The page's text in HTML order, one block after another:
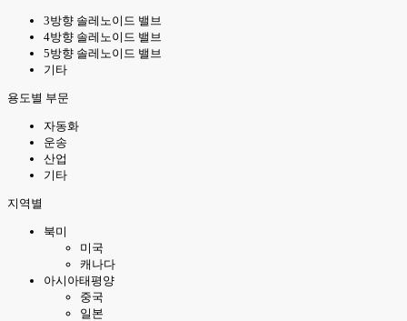
3방향 솔레노이드 밸브
4방향 솔레노이드 밸브
5방향 솔레노이드 밸브
기타
용도별 부문
자동화
운송
산업
기타
지역별
북미
미국
캐나다
아시아태평양
중국
일본